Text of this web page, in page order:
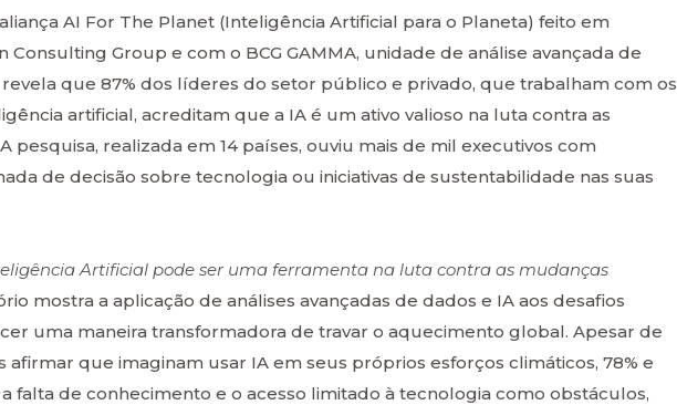
AI For The Planet (Inteligência Artificial para o Planeta) feito em
Consulting Group e com o BCG GAMMA, unidade de análise avançada de
que 87% dos líderes do setor público e privado, que trabalham com os
artificial, acreditam que a IA é um ativo valioso na luta contra as
pesquisa, realizada em 14 países, ouviu mais de mil executivos com
de decisão sobre tecnologia ou iniciativas de sustentabilidade nas suas
Artificial pode ser uma ferramenta na luta contra as mudanças
mostra a aplicação de análises avançadas de dados e IA aos desafios
uma maneira transformadora de travar o aquecimento global. Apesar de
afirmar que imaginam usar IA em seus próprios esforços climáticos, 78% e
falta de conhecimento e o acesso limitado à tecnologia como obstáculos,